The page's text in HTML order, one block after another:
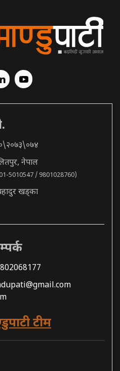
नेपाल
5010547 / 9801028760)
खड्का
टीम